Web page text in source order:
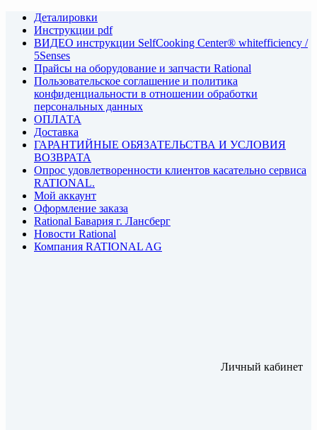
Деталировки
Инструкции pdf
ВИДЕО инструкции SelfCooking Center® whitefficiency /
5Senses
Прайсы на оборудование и запчасти Rational
Пользовательское соглашение и политика
конфиденциальности в отношении обработки
персональных данных
ОПЛАТА
Доставка
ГАРАНТИЙНЫЕ ОБЯЗАТЕЛЬСТВА И УСЛОВИЯ
ВОЗВРАТА
Опрос удовлетворенности клиентов касательно сервиса
RATIONAL.
Мой аккаунт
Оформление заказа
Rational Бавария г. Лансберг
Новости Rational
Компания RATIONAL AG
Личный кабинет